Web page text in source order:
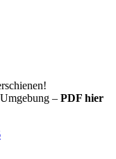
– PDF hier